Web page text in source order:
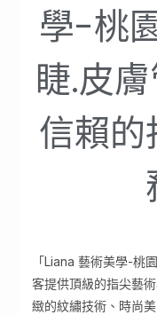
學-桃
睫.皮
信賴
「Liana 藝術美學-桃
客提供頂級的指尖藝
緻的紋繡技術、時尚